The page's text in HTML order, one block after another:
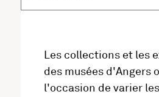
Les collections et les
des musées d'Angers
l'occasion de varier